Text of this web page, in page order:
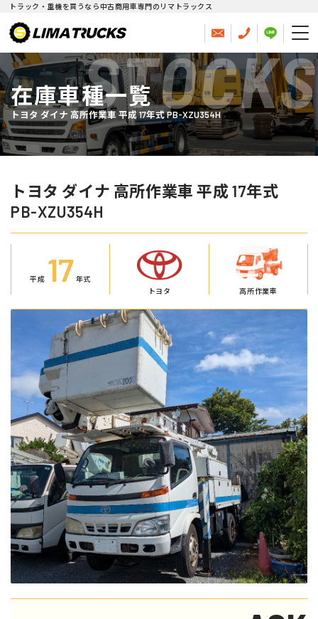
トラック・重機を買うなら中古商用車専門のリマトラックス
在庫車種一覧
トヨタ ダイナ 高所作業車 平成 17年式 PB-XZU354H
STOCKS
トヨタ ダイナ 高所作業車 平成 17年式
PB-XZU354H
平成 17 年式
トヨタ
高所作業車